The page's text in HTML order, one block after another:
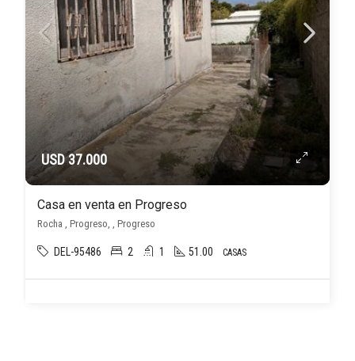
USD 37.000
Casa en venta en Progreso
Rocha , Progreso, , Progreso
DEL-95486 2 1 51.00 CASAS